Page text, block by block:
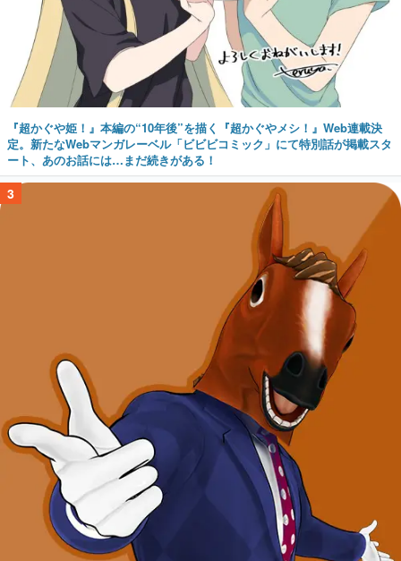
『超かぐや姫！』本編の“10年後”を描く『超かぐやメシ！』Web連載決
定。新たなWebマンガレーベル「ビビビコミック」にて特別話が掲載スタ
ート、あのお話には…まだ続きがある！
3